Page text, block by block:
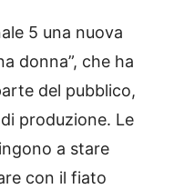
5 una nuova
donna”, che ha
del pubblico,
produzione. Le
a stare
con il fiato